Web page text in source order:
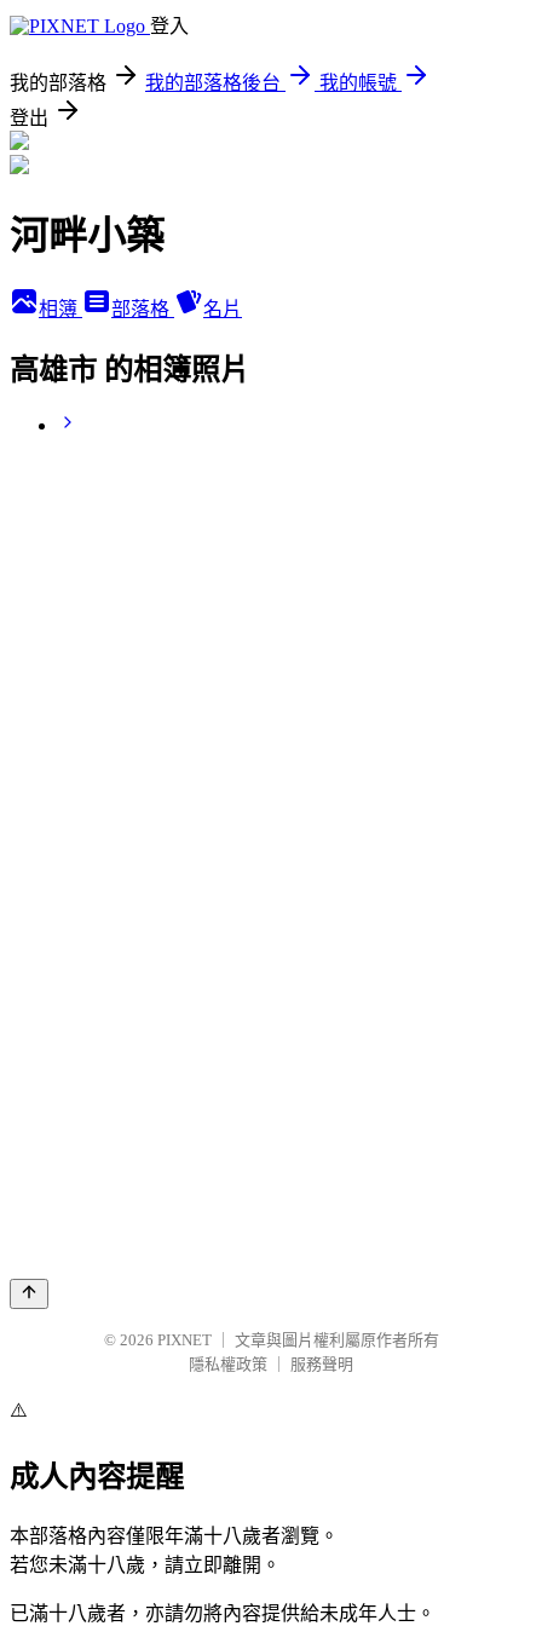
登入
我的部落格 我的部落格後台
我的帳號
登出
河畔小築
相簿 部落格 名片
高雄市 的相簿照片
© 2026 PIXNET
文章與圖片權利屬原作者所有
隱私權政策
服務聲明
⚠️
成人內容提醒
本部落格內容僅限年滿十八歲者瀏覽。
若您未滿十八歲，請立即離開。
已滿十八歲者，亦請勿將內容提供給未成年人士。